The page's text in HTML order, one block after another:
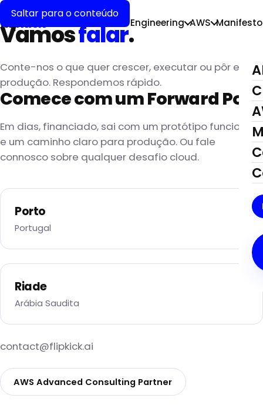
Saltar para o conteúdo
flipkick Cloud Engineering AWS
CONTACTO
Vamosfalar.
Conte-nos o que quer crescer, executar ou pôr em
produção. Respondemos rápido.
Comece com um Forward PoC.
Em dias, financiado, sai com um protótipo funcional
e um caminho claro para produção. Ou fale
connosco sobre qualquer desafio cloud.
Porto
Portugal
Riade
Arábia Saudita
contact@flipkick.ai
AWS Advanced Consulting Partner